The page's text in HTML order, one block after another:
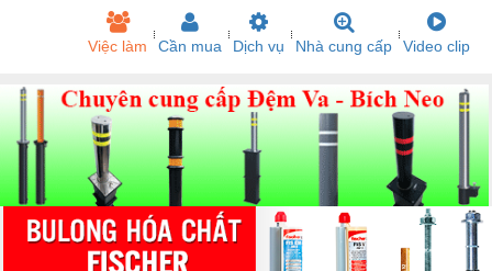
Việc làm Cần mua Dịch vụ Nhà cung cấp Video clip